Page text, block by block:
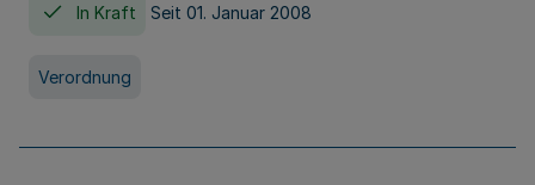
In Kraft Seit 01. Januar 2008
Verordnung